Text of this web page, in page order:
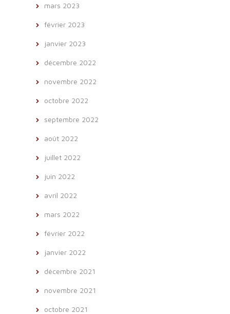
mars 2023
février 2023
janvier 2023
décembre 2022
novembre 2022
octobre 2022
septembre 2022
août 2022
juillet 2022
juin 2022
avril 2022
mars 2022
février 2022
janvier 2022
décembre 2021
novembre 2021
octobre 2021